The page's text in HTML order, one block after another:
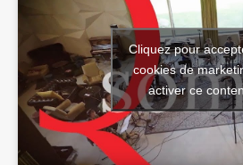
Cliquez pour
cookies de
activer ce